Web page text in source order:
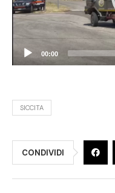
00:00
SICCITA
CONDIVIDI